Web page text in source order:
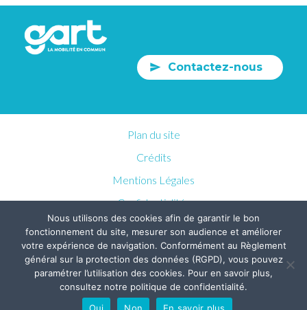
Contactez-nous
Plan du site
Crédits
Mentions Légales
Confidentialités
Nous utilisons des cookies afin de garantir le bon
fonctionnement du site, mesurer son audience et améliorer
votre expérience de navigation. Conformément au Règlement
général sur la protection des données (RGPD), vous pouvez
paramétrer l’utilisation des cookies. Pour en savoir plus,
consultez notre politique de confidentialité.
Oui
Non En savoir plus